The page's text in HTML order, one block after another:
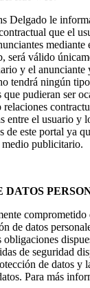
Delgado le
que el
mediante
será válido
y el anunciante
tendrá ningún
pudieran ser
entre el usuario y
de este portal ya
publicitario.
DATOS
de datos
de seguridad
de datos y
Para más